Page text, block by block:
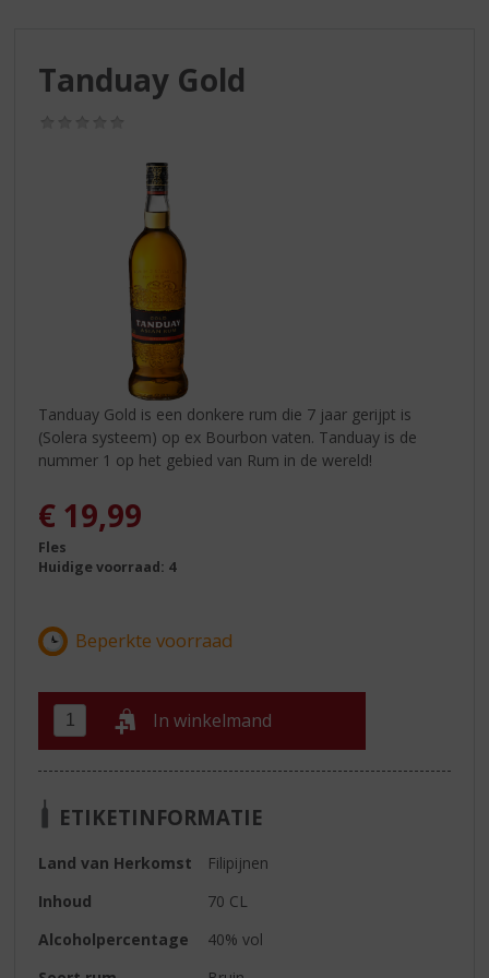
Tanduay Gold
Tanduay Gold is een donkere rum die 7 jaar gerijpt is
(Solera systeem) op ex Bourbon vaten. Tanduay is de
nummer 1 op het gebied van Rum in de wereld!
€ 19,99
Fles
Huidige voorraad: 4
In winkelmand
ETIKETINFORMATIE
Land van Herkomst
Filipijnen
Inhoud
70 CL
Alcoholpercentage
40% vol